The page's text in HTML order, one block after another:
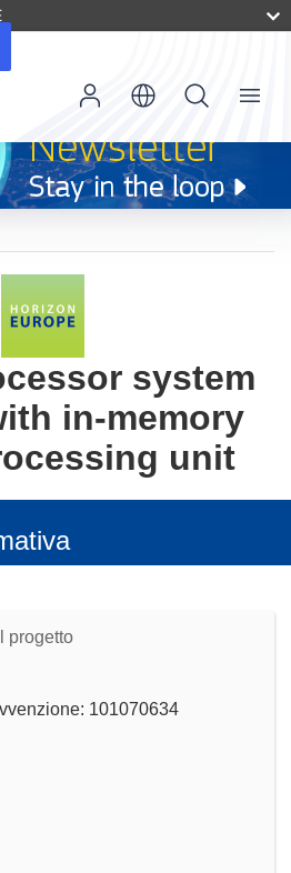
Menu
system
in-memory
unit
progetto
101070634